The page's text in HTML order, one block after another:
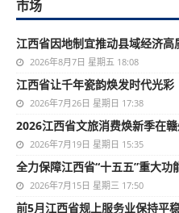
市场
江西省因地制宜推动县域经济高
2026年8月7日 星期五 18:08
江西省让千年瓷韵焕发时代光彩
2026年7月26日 星期日 17:38
2026江西省文旅消费焕新季在
2026年7月19日 星期日 15:35
全力保障江西省“十五五”重大功
2026年7月15日 星期三 17:50
前5月江西省规上服务业保持平